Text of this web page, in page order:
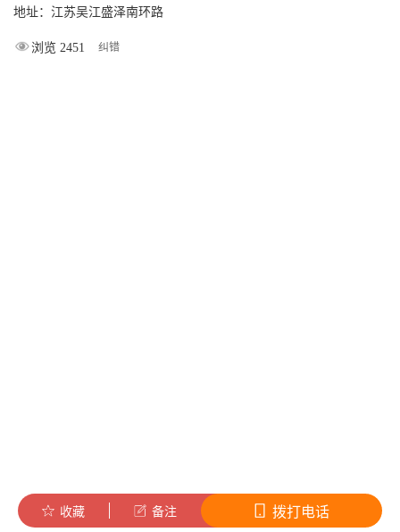
地址：江苏吴江盛泽南环路
浏览 2451 纠错
收藏 备注 拨打电话